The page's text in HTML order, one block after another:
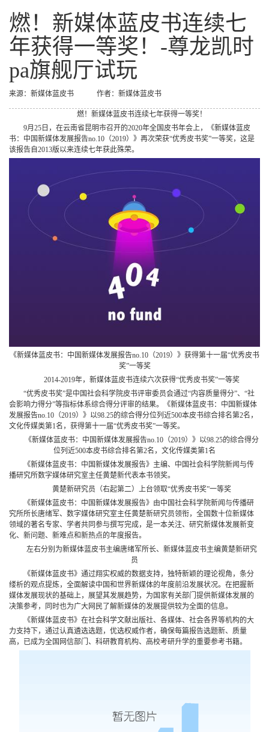
燃！新媒体蓝皮书连续七
年获得一等奖！-尊龙凯时
pa旗舰厅试玩
来源：新媒体蓝皮书 作者：新媒体蓝皮书
燃！新媒体蓝皮书连续七年获得一等奖！
9月25日，在云南省昆明市召开的2020年全国皮书年会上，《新媒体蓝皮
书：中国新媒体发展报告no.10（2019）》再次荣获“优秀皮书奖”一等奖，这是
该报告自2013版以来连续七年获此殊荣。
《新媒体蓝皮书：中国新媒体发展报告no.10（2019）》获得第十一届“优秀皮书
奖”一等奖
2014-2019年，新媒体蓝皮书连续六次获得“优秀皮书奖”一等奖
“优秀皮书奖”是中国社会科学院皮书评审委员会通过“内容质量得分”、“社
会影响力得分”等指标体系综合得分评审的结果。《新媒体蓝皮书：中国新媒体
发展报告no.10（2019）》以98.25的综合得分位列近500本皮书综合排名第2名，
文化传媒类第1名，获得第十一届“优秀皮书奖”一等奖。
《新媒体蓝皮书：中国新媒体发展报告no.10（2019）》以98.25的综合得分
位列近500本皮书综合排名第2名，文化传媒类第1名
《新媒体蓝皮书：中国新媒体发展报告》主编、中国社会科学院新闻与传
播研究所数字媒体研究室主任黄楚新代表本书领奖。
黄楚新研究员（右起第二）上台领取“优秀皮书奖”一等奖
《新媒体蓝皮书：中国新媒体发展报告》由中国社会科学院新闻与传播研
究所所长唐绪军、数字媒体研究室主任黄楚新研究员领衔，全国数十位新媒体
领域的著名专家、学者共同参与撰写完成，是一本关注、研究新媒体发展新变
化、新问题、新难点和新热点的年度报告。
左右分别为新媒体蓝皮书主编唐绪军所长、新媒体蓝皮书主编黄楚新研究
员
《新媒体蓝皮书》通过翔实权威的数据支持，独特新颖的理论视角，条分
缕析的观点提炼，全面解读中国和世界新媒体的年度前沿发展状况。在把握新
媒体发展现状的基础上，展望其发展趋势，为国家有关部门提供新媒体发展的
决策参考，同时也为广大网民了解新媒体的发展提供较为全面的信息。
《新媒体蓝皮书》在社会科学文献出版社、各媒体、社会各界等机构的大
力支持下，通过认真遴选选题，优选权威作者，确保每篇报告选题新、质量
高，已成为全国网信部门、科研教育机构、高校考研升学的重要参考书籍。